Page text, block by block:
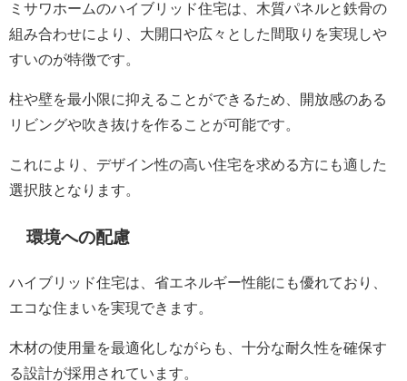
ミサワホームのハイブリッド住宅は、木質パネルと鉄骨の
組み合わせにより、大開口や広々とした間取りを実現しや
すいのが特徴です。
柱や壁を最小限に抑えることができるため、開放感のある
リビングや吹き抜けを作ることが可能です。
これにより、デザイン性の高い住宅を求める方にも適した
選択肢となります。
環境への配慮
ハイブリッド住宅は、省エネルギー性能にも優れており、
エコな住まいを実現できます。
木材の使用量を最適化しながらも、十分な耐久性を確保す
る設計が採用されています。